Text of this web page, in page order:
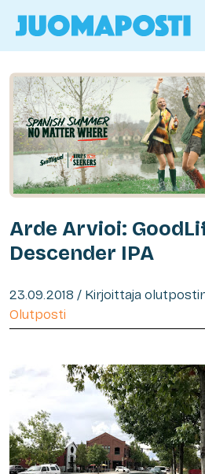
Arde Arvioi:
Descender IPA
23.09.2018 / Kirjoittaja
Olutposti